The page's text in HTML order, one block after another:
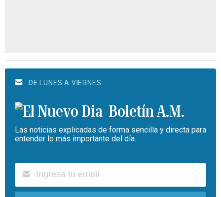
DE LUNES A VIERNES
Boletín A.M.
Las noticias explicadas de forma sencilla y directa para
entender lo más importante del día.